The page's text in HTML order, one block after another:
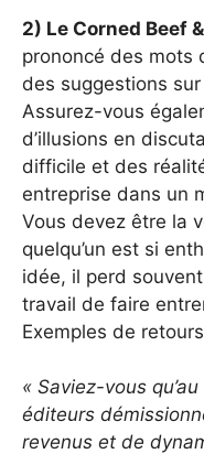
2) Le Corned Beef
prononcé des mots
des suggestions
Assurez-vous
d’illusions en
difficile et des
entreprise dans un
Vous devez être la
quelqu’un est si
idée, il perd
travail de faire
Exemples de
« Saviez-vous
éditeurs
revenus et de